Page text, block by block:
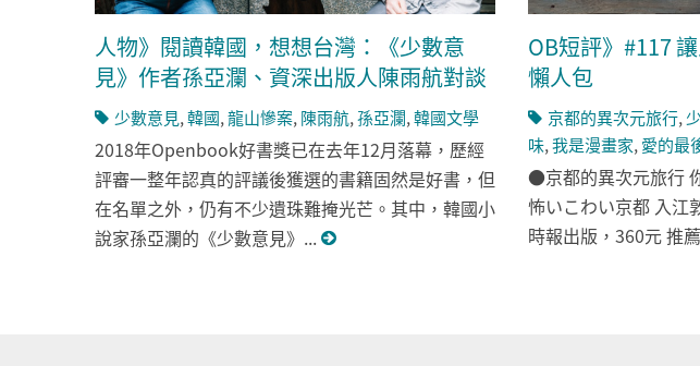
人物》閱讀韓國，想想台灣：《少數意
見》作者孫亞瀾、資深出版人陳雨航對談
少數意見,韓國,龍山慘案, 陳雨航,孫亞瀾,韓國文學
2018年Openbook好書獎已在去年12月落幕，歷經
評審一整年認真的評議後獲選的書籍固然是好書，但
在名單之外，仍有不少遺珠難掩光芒。其中，韓國小
說家孫亞瀾的《少數意見》...
OB短評》#117
懶人包
京都的異次元旅行,
味,我是漫畫家, 愛的最
●京都的異次元旅行
怖いこわい京都 入江
時報出版，360元 推